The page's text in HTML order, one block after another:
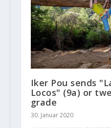
Iker Pou sends
Locos" (9a) or
grade
30. Januar 2020